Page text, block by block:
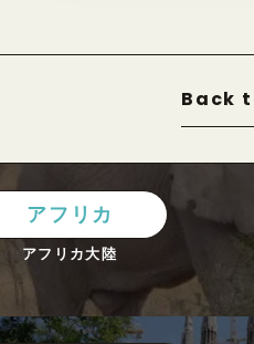
Back
アフリカ
アフリカ大陸